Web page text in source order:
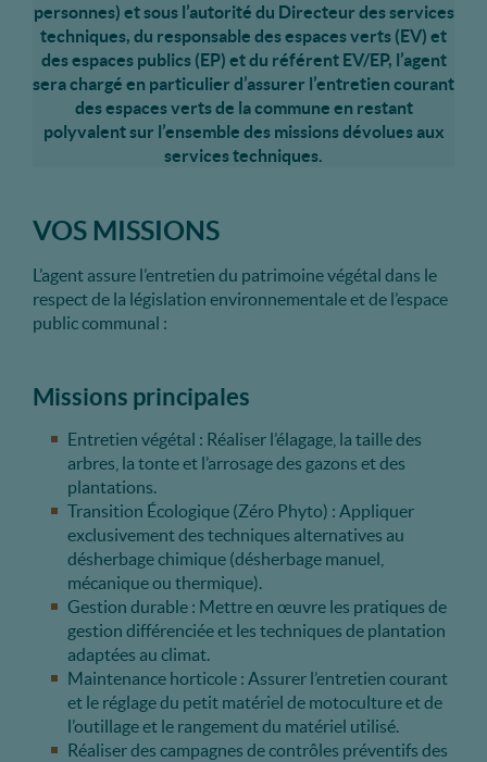
personnes) et sous l’autorité du Directeur des services
techniques, du responsable des espaces verts (EV) et
des espaces publics (EP) et du référent EV/EP, l’agent
sera chargé en particulier d’assurer l’entretien courant
des espaces verts de la commune en restant
polyvalent sur l’ensemble des missions dévolues aux
services techniques.
VOS MISSIONS
L’agent assure l’entretien du patrimoine végétal dans le
respect de la législation environnementale et de l’espace
public communal :
Missions principales
Entretien végétal : Réaliser l’élagage, la taille des
arbres, la tonte et l’arrosage des gazons et des
plantations.
Transition Écologique (Zéro Phyto) : Appliquer
exclusivement des techniques alternatives au
désherbage chimique (désherbage manuel,
mécanique ou thermique).
Gestion durable : Mettre en œuvre les pratiques de
gestion différenciée et les techniques de plantation
adaptées au climat.
Maintenance horticole : Assurer l’entretien courant
et le réglage du petit matériel de motoculture et de
l’outillage et le rangement du matériel utilisé.
Réaliser des campagnes de contrôles préventifs des